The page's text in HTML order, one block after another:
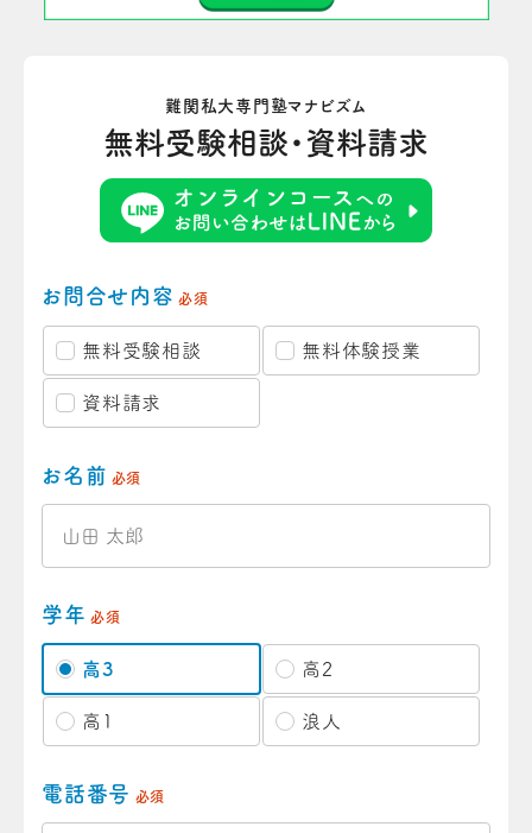
難関私大専門塾マナビズム
無料受験相談・資料請求
お問合せ内容 必須
無料受験相談 無料体験授業
資料請求
お名前 必須
学年 必須
高3 高2
高1 浪人
電話番号 必須